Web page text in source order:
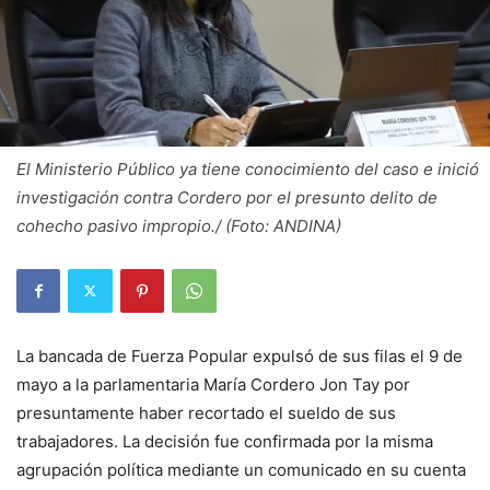
El Ministerio Público ya tiene conocimiento del caso e inició
investigación contra Cordero por el presunto delito de
cohecho pasivo impropio./ (Foto: ANDINA)
La bancada de Fuerza Popular expulsó de sus filas el 9 de
mayo a la parlamentaria María Cordero Jon Tay por
presuntamente haber recortado el sueldo de sus
trabajadores. La decisión fue confirmada por la misma
agrupación política mediante un comunicado en su cuenta